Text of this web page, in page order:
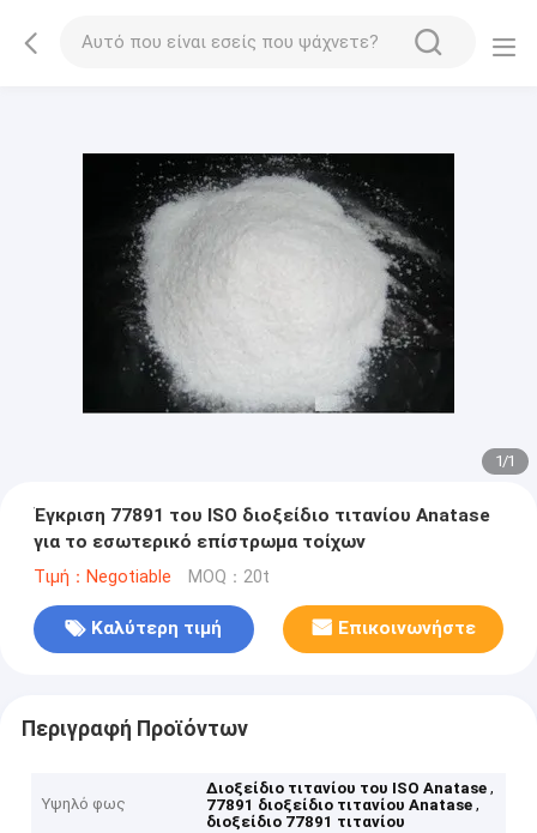
1/1
Έγκριση 77891 του ISO διοξείδιο τιτανίου Anatase
για το εσωτερικό επίστρωμα τοίχων
Τιμή：Negotiable MOQ：20t
Καλύτερη τιμή Επικοινωνήστε
Περιγραφή Προϊόντων
Υψηλό φως
Διοξείδιο τιτανίου του ISO Anatase,
77891 διοξείδιο τιτανίου Anatase,
διοξείδιο 77891 τιτανίου